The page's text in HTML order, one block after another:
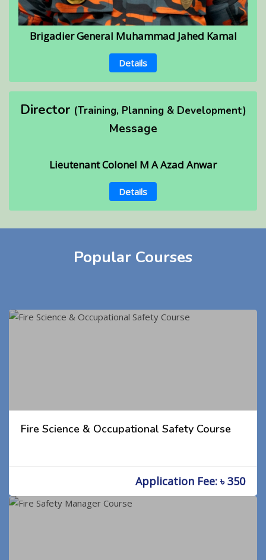
Brigadier General Muhammad Jahed Kamal
Details
Director (Training, Planning & Development)
Message
Lieutenant Colonel M A Azad Anwar
Details
Popular Courses
Fire Science & Occupational Safety Course
Application Fee: ৳ 350